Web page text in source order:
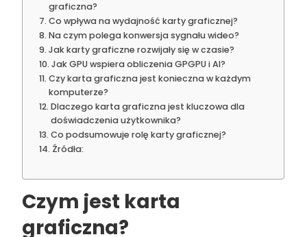
graficzna?
Co wpływa na wydajność karty graficznej?
Na czym polega konwersja sygnału wideo?
Jak karty graficzne rozwijały się w czasie?
Jak GPU wspiera obliczenia GPGPU i AI?
Czy karta graficzna jest konieczna w każdym
komputerze?
Dlaczego karta graficzna jest kluczowa dla
doświadczenia użytkownika?
Co podsumowuje rolę karty graficznej?
Źródła:
Czym jest karta
graficzna?